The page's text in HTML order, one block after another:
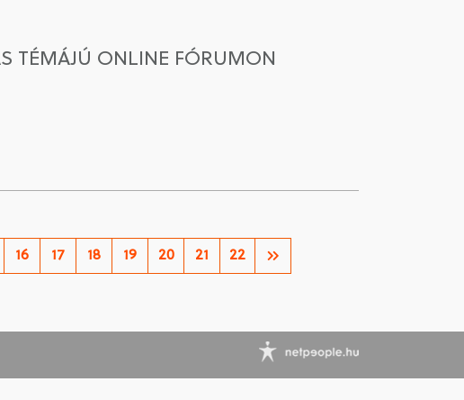
TÉMÁJÚ ONLINE FÓRUMON
16 17 18 19 20 21 22